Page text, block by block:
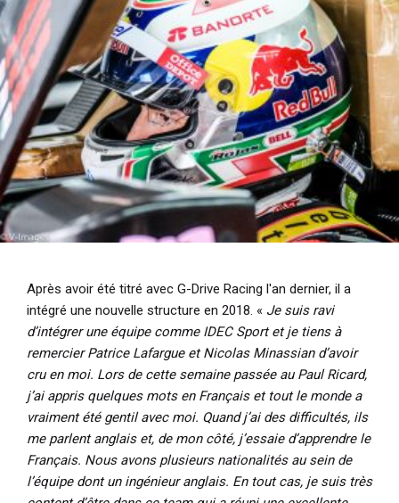
Après avoir été titré avec G-Drive Racing l'an dernier, il a
intégré une nouvelle structure en 2018. « Je suis ravi
d’intégrer une équipe comme IDEC Sport et je tiens à
remercier Patrice Lafargue et Nicolas Minassian d’avoir
cru en moi. Lors de cette semaine passée au Paul Ricard,
j’ai appris quelques mots en Français et tout le monde a
vraiment été gentil avec moi. Quand j’ai des difficultés, ils
me parlent anglais et, de mon côté, j’essaie d’apprendre le
Français. Nous avons plusieurs nationalités au sein de
l’équipe dont un ingénieur anglais. En tout cas, je suis très